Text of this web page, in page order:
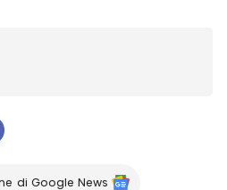
di Google News